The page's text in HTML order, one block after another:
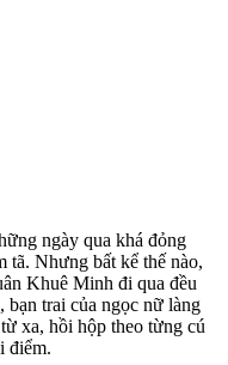
ngày qua khá đỏng
tã. Nhưng bất kể thế nào,
Khuê Minh đi qua đều
bạn trai của ngọc nữ làng
xa, hồi hộp theo từng cú
điểm.